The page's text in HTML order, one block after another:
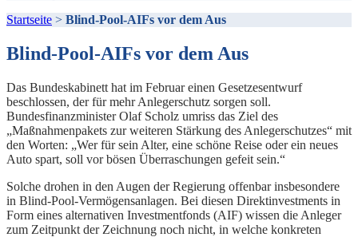
Startseite > Blind-Pool-AIFs vor dem Aus
Blind-Pool-AIFs vor dem Aus
Das Bundeskabinett hat im Februar einen Gesetzesentwurf
beschlossen, der für mehr Anlegerschutz sorgen soll.
Bundesfinanzminister Olaf Scholz umriss das Ziel des
„Maßnahmenpakets zur weiteren Stärkung des Anlegerschutzes“ mit
den Worten: „Wer für sein Alter, eine schöne Reise oder ein neues
Auto spart, soll vor bösen Überraschungen gefeit sein.“
Solche drohen in den Augen der Regierung offenbar insbesondere
in Blind-Pool-Vermögensanlagen. Bei diesen Direktinvestments in
Form eines alternativen Investmentfonds (AIF) wissen die Anleger
zum Zeitpunkt der Zeichnung noch nicht, in welche konkreten